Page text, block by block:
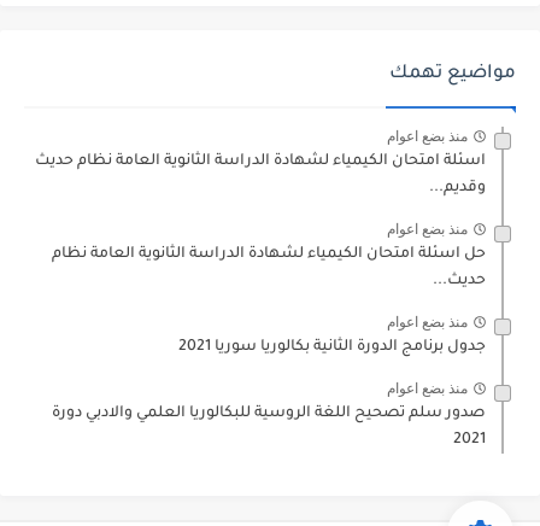
مواضيع تهمك
منذ بضع اعوام
اسئلة امتحان الكيمياء لشهادة الدراسة الثانوية العامة نظام حديث
وقديم...
منذ بضع اعوام
حل اسئلة امتحان الكيمياء لشهادة الدراسة الثانوية العامة نظام
حديث...
منذ بضع اعوام
جدول برنامج الدورة الثانية بكالوريا سوريا 2021
منذ بضع اعوام
صدور سلم تصحيح اللغة الروسية للبكالوريا العلمي والادبي دورة
2021